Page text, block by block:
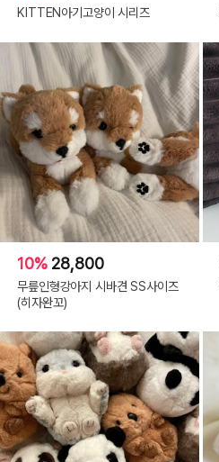
KITTEN아기고양이 시리즈
10% 28,800
무릎인형강아지 시바견 SS사이즈
(히자완꼬)